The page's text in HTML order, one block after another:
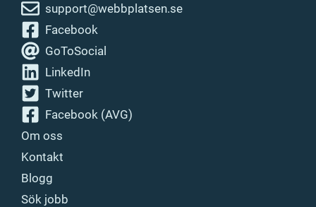
support@webbplatsen.se
Facebook
GoToSocial
LinkedIn
Twitter
Facebook (AVG)
Om oss
Kontakt
Blogg
Sök jobb